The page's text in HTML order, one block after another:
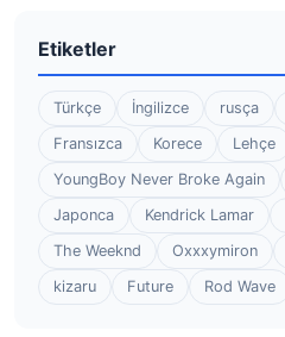
Etiketler
Türkçe İngilizce rusça
Fransızca
Korece Lehçe
YoungBoy Never Broke Again
Japonca
Kendrick Lamar
The Weeknd
Oxxxymiron
kizaru
Future Rod Wave